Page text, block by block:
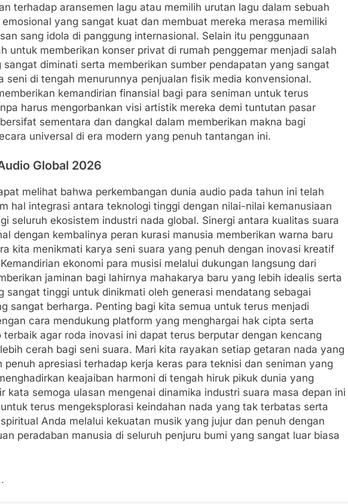
terhadap aransemen lagu atau memilih urutan lagu dalam sebuah
yang sangat kuat dan membuat mereka merasa memiliki
sang idola di panggung internasional. Selain itu penggunaan
untuk memberikan konser privat di rumah penggemar menjadi salah
diminati serta memberikan sumber pendapatan yang sangat
seni di tengah menurunnya penjualan fisik media konvensional.
kemandirian finansial bagi para seniman untuk terus
harus mengorbankan visi artistik mereka demi tuntutan pasar
sementara dan dangkal dalam memberikan makna bagi
universal di era modern yang penuh tantangan ini.
Global 2026
melihat bahwa perkembangan dunia audio pada tahun ini telah
hal integrasi antara teknologi tinggi dengan nilai-nilai kemanusiaan
seluruh ekosistem industri nada global. Sinergi antara kualitas suara
dengan kembalinya peran kurasi manusia memberikan warna baru
kita menikmati karya seni suara yang penuh dengan inovasi kreatif
ekonomi para musisi melalui dukungan langsung dari
jaminan bagi lahirnya mahakarya baru yang lebih idealis serta
sangat tinggi untuk dinikmati oleh generasi mendatang sebagai
sangat berharga. Penting bagi kita semua untuk terus menjadi
cara mendukung platform yang menghargai hak cipta serta
agar roda inovasi ini dapat terus berputar dengan kencang
cerah bagi seni suara. Mari kita rayakan setiap getaran nada yang
penuh apresiasi terhadap kerja keras para teknisi dan seniman yang
keajaiban harmoni di tengah hiruk pikuk dunia yang
kata semoga ulasan mengenai dinamika industri suara masa depan ini
terus mengeksplorasi keindahan nada yang tak terbatas serta
Anda melalui kekuatan musik yang jujur dan penuh dengan
peradaban manusia di seluruh penjuru bumi yang sangat luar biasa